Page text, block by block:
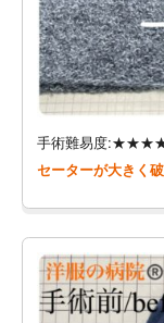
手術難易度
セーターが大きく